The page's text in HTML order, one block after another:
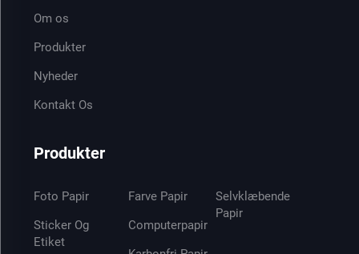
Om os
Produkter
Nyheder
Kontakt Os
Produkter
Foto Papir
Sticker Og
Etiket
Farve Papir
Computerpapir
Selvklæbende
Papir